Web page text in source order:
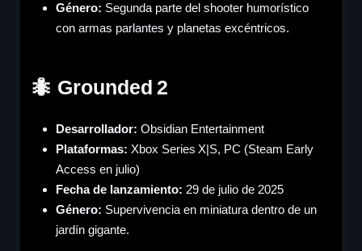
Género: Segunda parte del shooter humorístico
con armas parlantes y planetas excéntricos.
🐜 Grounded 2
Desarrollador: Obsidian Entertainment
Plataformas: Xbox Series X|S, PC (Steam Early
Access en julio)
Fecha de lanzamiento: 29 de julio de 2025
Género: Supervivencia en miniatura dentro de un
jardín gigante.